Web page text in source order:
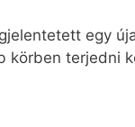
egy
körben terjedni